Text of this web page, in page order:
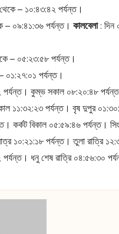
– ১০:৪৩:৪২ পর্যন্ত।
– ০৯:৪১:৩৬ পর্যন্ত। কালবেলা: দিন
– ০৫:২৩:৫৮ পর্যন্ত।
০১:২৭:০১ পর্যন্ত।
কুম্ভ সকাল ০৮:২০:৪৮
১১:৩২:২৩ পর্যন্ত। বৃষ দুপুর
কর্কট বিকাল ০৫:৫৯:৪৬ পর্যন্ত।
১০:২১:১৮ পর্যন্ত। তুলা রাত্রি
পর্যন্ত। ধনু শেষ রাত্রি ০৪:৫৬:৩০